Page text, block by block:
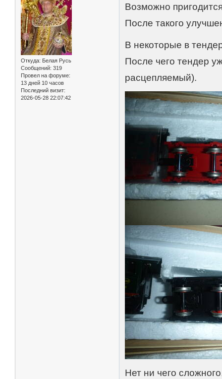
Откуда: Белая Русь
Сообщений: 319
Провел на форуме:
13 дней 10 часов
Последний визит:
2026-05-28 22:07:42
Возможно
После такого
В некоторые в
После чего тендер
расцепляемый).
Нет ни чего